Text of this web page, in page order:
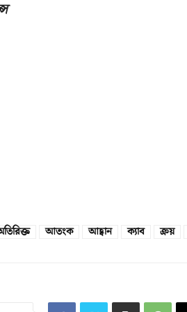
আতংক আহ্বান ক্যাব ক্রয়